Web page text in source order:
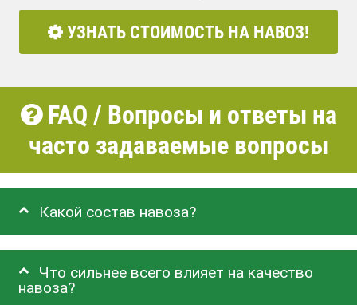
УЗНАТЬ СТОИМОСТЬ НА НАВОЗ!
FAQ / Вопросы и ответы на
часто задаваемые вопросы
Какой состав навоза?
Что сильнее всего влияет на качество
навоза?